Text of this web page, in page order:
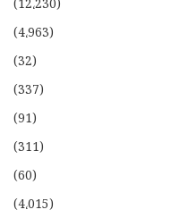
(12،230)
(4،963)
(32)
(337)
(91)
(311)
(60)
(4،015)